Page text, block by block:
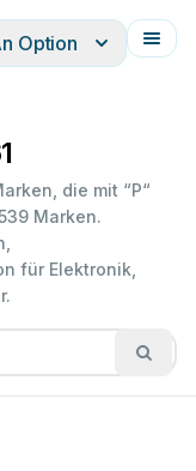
Option
die mit “P“
Marken.
für Elektronik,